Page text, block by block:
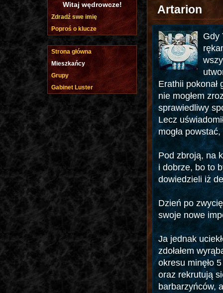
Artarion
Gdy
Erathii
nie mogłem
sprawiedliwy
Lecz
mogła
Pod zbroją, na
i dobrze, bo to
dowiedzieli iż
Dzień po
swoje nowe
Ja jednak
zdołałem
okresu minęło
oraz rekrutują
barbarzyńców,
Witaj wędrowcze!
Zdradź swe imię
Poproś o klucze
Strona główna
Mieszkańcy
Grupy
Gabinet Luster